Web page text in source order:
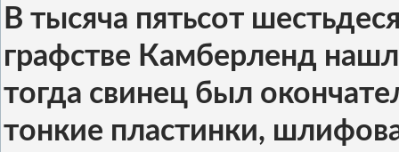
В тысяча пятьсот
графстве Камберленд
тогда свинец был
тонкие пластинки,